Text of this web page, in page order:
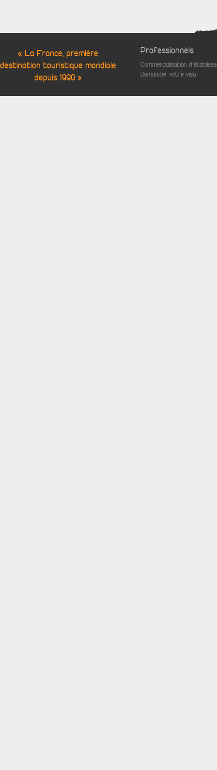
« La France, première
destination touristique mondiale
depuis 1990 »
Professionnels
Commercialisation
Demander votre visa